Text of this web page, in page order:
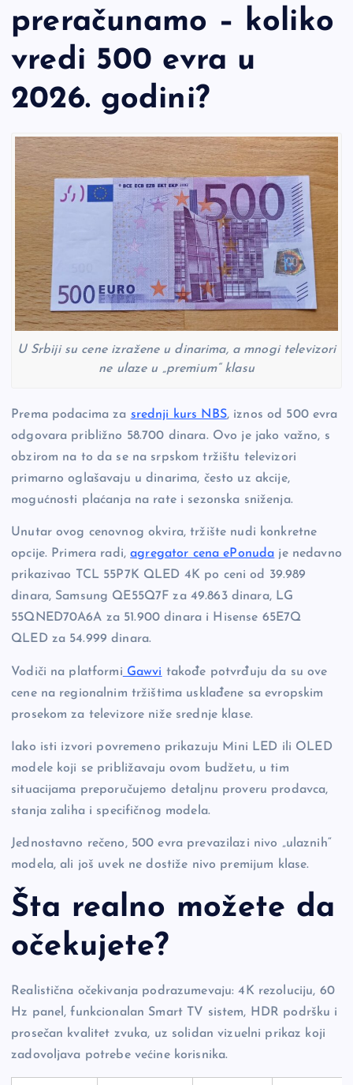
preračunamo – koliko
vredi 500 evra u
2026. godini?
U Srbiji su cene izražene u dinarima, a mnogi televizori
ne ulaze u „premium“ klasu
Prema podacima za srednji kurs NBS, iznos od 500 evra
odgovara približno 58.700 dinara. Ovo je jako važno, s
obzirom na to da se na srpskom tržištu televizori
primarno oglašavaju u dinarima, često uz akcije,
mogućnosti plaćanja na rate i sezonska sniženja.
Unutar ovog cenovnog okvira, tržište nudi konkretne
opcije. Primera radi,agregator cena ePonuda je nedavno
prikazivao TCL 55P7K QLED 4K po ceni od 39.989
dinara, Samsung QE55Q7F za 49.863 dinara, LG
55QNED70A6A za 51.900 dinara i Hisense 65E7Q
QLED za 54.999 dinara.
Vodiči na platformi Gawvi takođe potvrđuju da su ove
cene na regionalnim tržištima usklađene sa evropskim
prosekom za televizore niže srednje klase.
Iako isti izvori povremeno prikazuju Mini LED ili OLED
modele koji se približavaju ovom budžetu, u tim
situacijama preporučujemo detaljnu proveru prodavca,
stanja zaliha i specifičnog modela.
Jednostavno rečeno, 500 evra prevazilazi nivo „ulaznih“
modela, ali još uvek ne dostiže nivo premijum klase.
Šta realno možete da
očekujete?
Realistična očekivanja podrazumevaju: 4K rezoluciju, 60
Hz panel, funkcionalan Smart TV sistem, HDR podršku i
prosečan kvalitet zvuka, uz solidan vizuelni prikaz koji
zadovoljava potrebe većine korisnika.